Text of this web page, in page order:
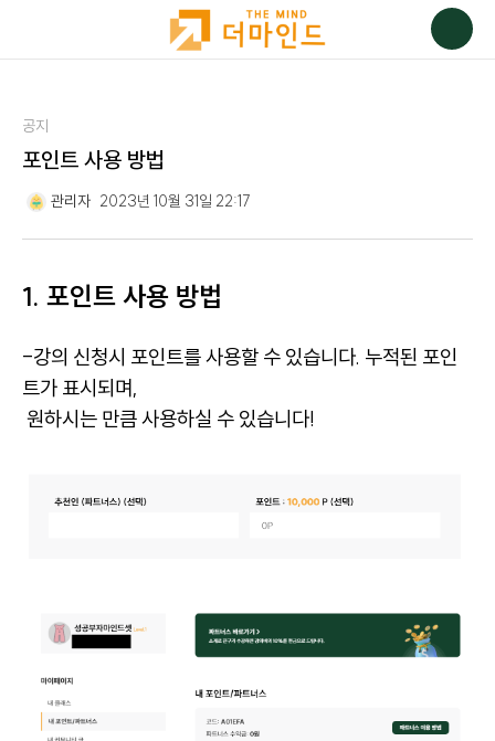
공지
포인트 사용 방법
관리자 2023년 10월 31일 22:17
1. 포인트 사용 방법
-강의 신청시 포인트를 사용할 수 있습니다. 누적된 포인
트가 표시되며,
원하시는 만큼 사용하실 수 있습니다!